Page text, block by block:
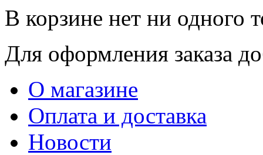
В корзине нет ни одного
Для оформления заказа
О магазине
Оплата и доставка
Новости